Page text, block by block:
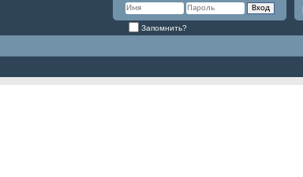
Запомнить?